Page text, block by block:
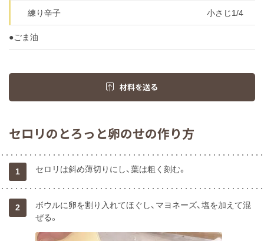
練り辛子 小さじ1/4
●ごま油
材料を送る
セロリのとろっと卵のせの作り方
1 セロリは斜め薄切りにし、葉は粗く刻む。
2
ボウルに卵を割り入れてほぐし、マヨネーズ、塩を加えて混
ぜる。